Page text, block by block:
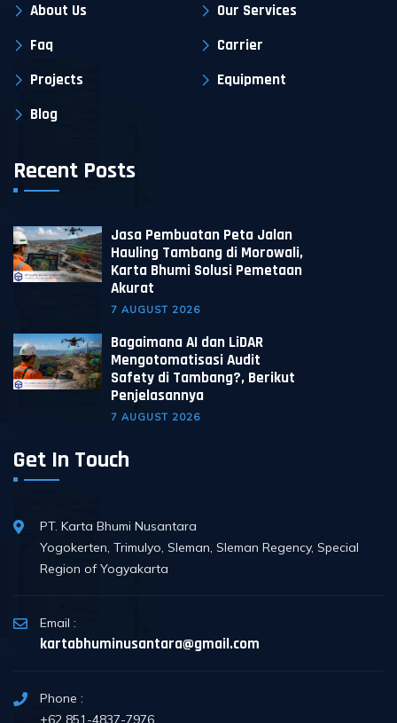
About Us
Our Services
Faq
Carrier
Projects
Equipment
Blog
Recent Posts
Jasa Pembuatan Peta Jalan
Hauling Tambang di Morowali,
Karta Bhumi Solusi Pemetaan
Akurat
7 AUGUST 2026
Bagaimana AI dan LiDAR
Mengotomatisasi Audit
Safety di Tambang?, Berikut
Penjelasannya
7 AUGUST 2026
Get In Touch
PT. Karta Bhumi Nusantara
Yogokerten, Trimulyo, Sleman, Sleman Regency, Special
Region of Yogyakarta
Email :
kartabhuminusantara@gmail.com
Phone :
+62 851-4837-7976